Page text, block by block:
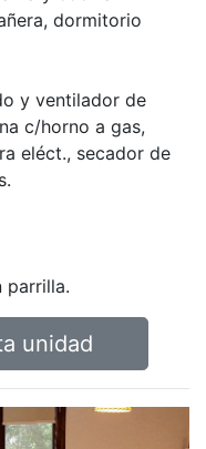
dormitorio
y ventilador de
c/horno a gas,
eléct., secador de
parrilla.
unidad